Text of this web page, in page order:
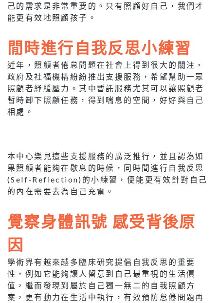
己的需求是非常重要的。只有照顧好自己，我們才
能更有效地照顧孩子。
閒時進行自我反思小練習
近年，照顧者倦怠問題在社會上得到很大的關注，
政府及社福機構紛紛推出支援服務，希望幫助一眾
照顧者紓緩壓力。其中暫託服務尤其可以讓照顧者
暫時卸下照顧任務，得到喘息的空間，好好與自己
相處。
本中心樂見這些支援服務的廣泛推行，並且認為如
果照顧者能夠在歇息的時候，同時間進行自我反思
(Self-Reflection)的小練習，便能更有效針對自己
的內在需要去為自己充電。
覺察身體訊號 感受背後原
因
學術界有越來越多臨床研究提倡自我反思的重要
性，例如它能夠讓人留意到自己最重視的生活價
值，繼而發現到屬於自己獨一無二的自我照顧方
案，更有動力在生活中執行，有效預防怠倦問題再